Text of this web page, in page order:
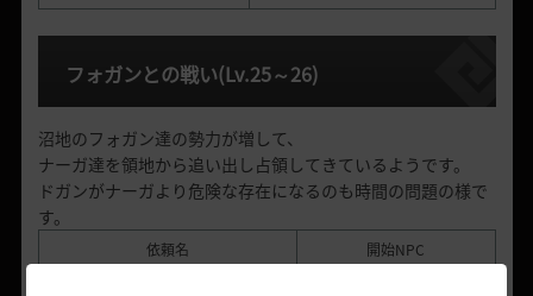
フォガンとの戦い(Lv.25～26)
沼地のフォガン達の勢力が増して、
ナーガ達を領地から追い出し占領してきているようです。
ドガンがナーガより危険な存在になるのも時間の問題の様で
す。
依頼名
開始NPC